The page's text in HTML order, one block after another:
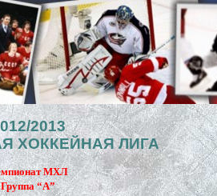
2013
ХОККЕЙНАЯ ЛИГА
МХЛ
Группа “A”